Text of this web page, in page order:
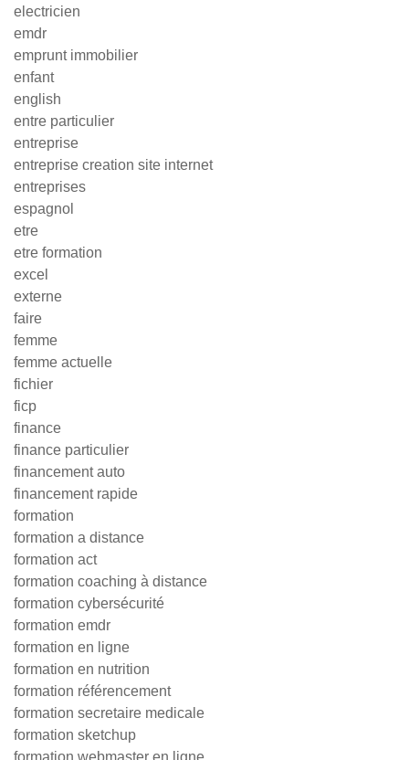
electricien
emdr
emprunt immobilier
enfant
english
entre particulier
entreprise
entreprise creation site internet
entreprises
espagnol
etre
etre formation
excel
externe
faire
femme
femme actuelle
fichier
ficp
finance
finance particulier
financement auto
financement rapide
formation
formation a distance
formation act
formation coaching à distance
formation cybersécurité
formation emdr
formation en ligne
formation en nutrition
formation référencement
formation secretaire medicale
formation sketchup
formation webmaster en ligne